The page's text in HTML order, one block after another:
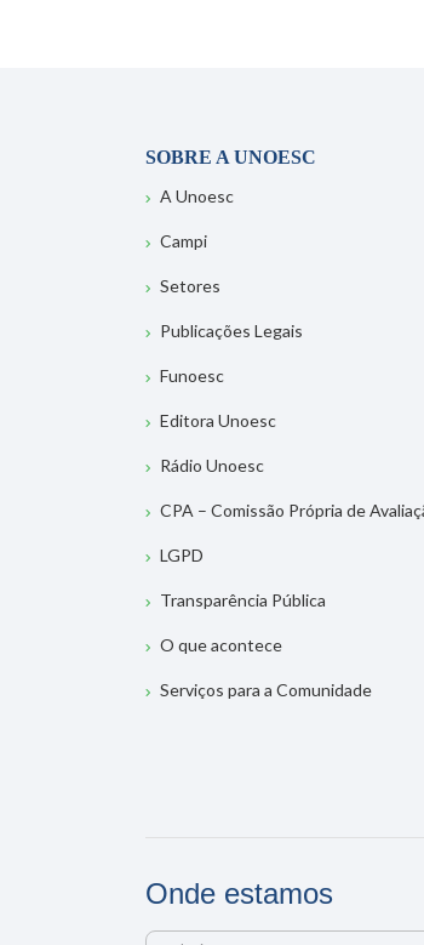
SOBRE A UNOESC
A Unoesc
Campi
Setores
Publicações Legais
Funoesc
Editora Unoesc
Rádio Unoesc
CPA – Comissão Própria de
LGPD
Transparência Pública
O que acontece
Serviços para a Comunidade
Onde estamos